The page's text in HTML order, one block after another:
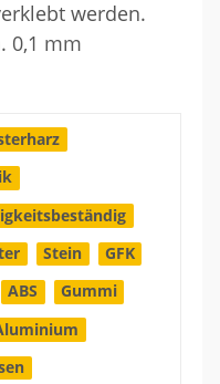
werden.
0,1 mm
Stein
GFK
ABS
Gummi